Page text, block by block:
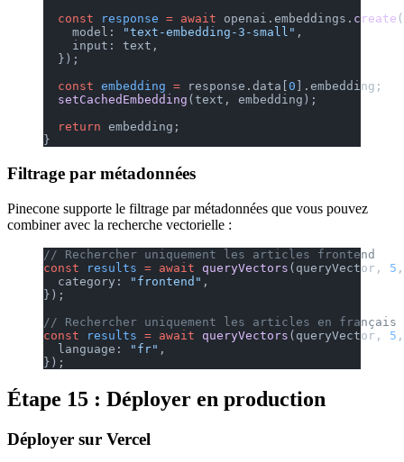
  const
response = await openai.embeddings. create
    model:
"text-embedding-3-small" ,
    input: text,
  });
  const
embedding = response.data[ 0 ].embedding;
  setCachedEmbedding
(text, embedding);
  return
embedding;
}
Filtrage par métadonnées
Pinecone supporte le filtrage par métadonnées que vous pouvez
combiner avec la recherche vectorielle :
// Rechercher uniquement les articles frontend
const results = await queryVectors (queryVector, 5
  category:
"frontend" ,
});
// Rechercher uniquement les articles en français
const results = await queryVectors (queryVector, 5
  language:
"fr" ,
});
Étape 15 : Déployer en production
Déployer sur Vercel